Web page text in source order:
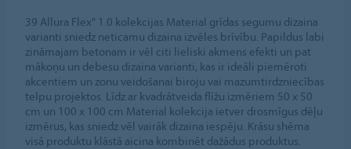
39 Allura Flex" 1.0 kolekcijas Material grīdas segumu dizaina
varianti sniedz neticamu dizaina izvēles brīvību. Papildus labi
zināmajam betonam ir vēl citi lieliski akmens efekti un pat
mākoņu un debesu dizaina varianti, kas ir ideāli piemēroti
akcentiem un zonu veidošanai biroju vai mazumtirdzniecības
telpu projektos. Līdz ar kvadrātveida flīžu izmēriem 50 x 50
cm un 100 x 100 cm Material kolekcija ietver drosmīgus dēļu
izmērus, kas sniedz vēl vairāk dizaina iespēju. Krāsu shēma
visā produktu klāstā aicina kombinēt dažādus produktus.